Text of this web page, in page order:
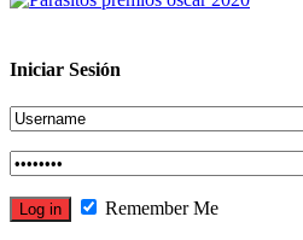
Iniciar Sesión
Remember Me